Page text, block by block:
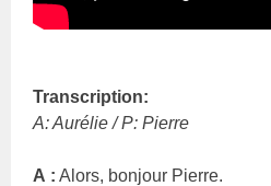
Transcription:
A: Aurélie / P: Pierre
A : Alors, bonjour Pierre.